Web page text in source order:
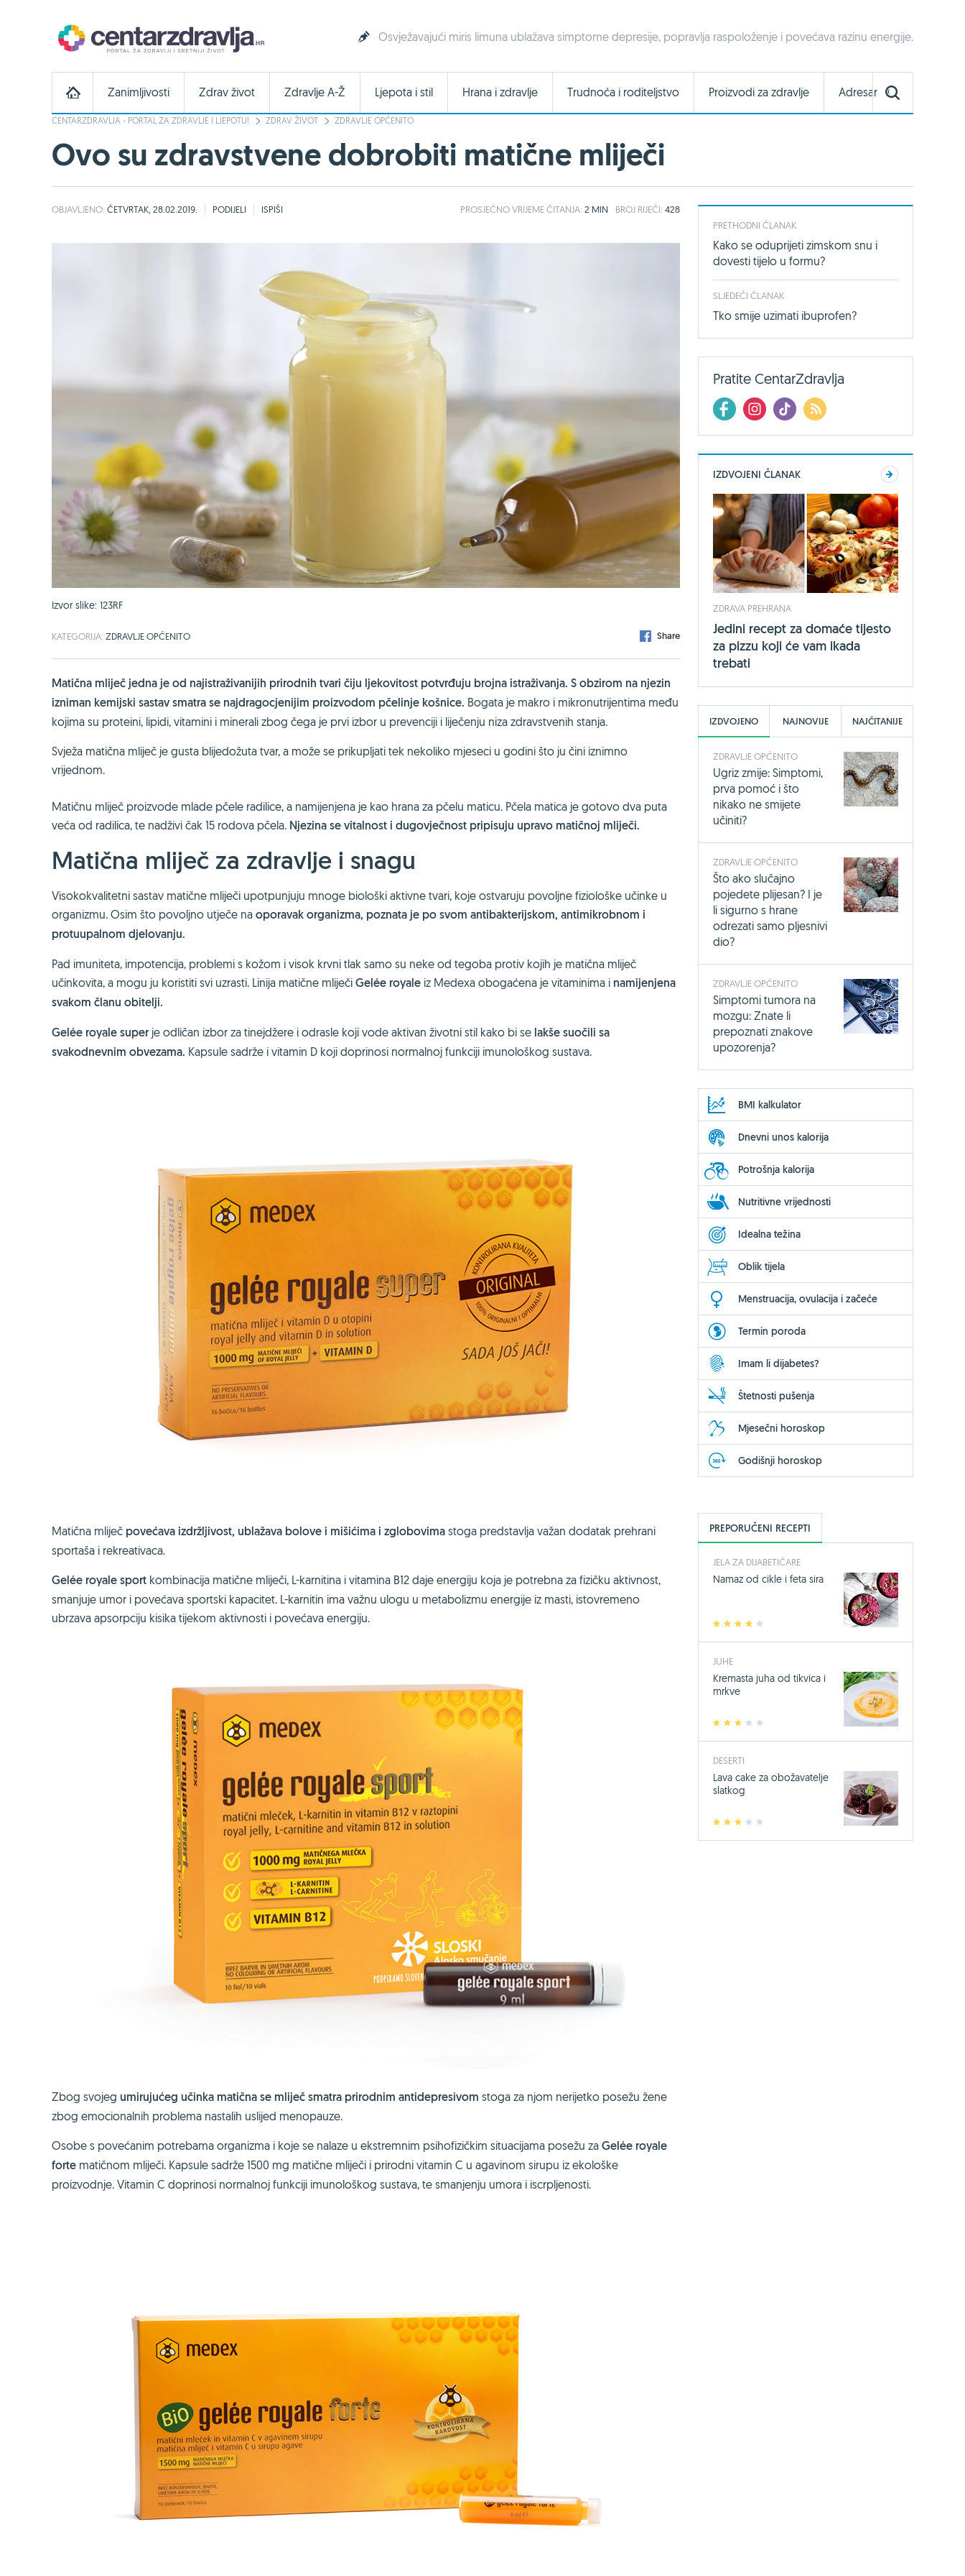
Osvježavajući miris limuna ublažava simptome depresije, popravlja raspoloženje i povećava razinu energije.
Zanimljivosti Zdrav život Zdravlje A-Ž Ljepota i stil Hrana i zdravlje Trudnoća i roditeljstvo Proizvodi za zdravlje Adresar
CENTARZDRAVLJA - PORTAL ZA ZDRAVLJE I LJEPOTU! ZDRAV ŽIVOT ZDRAVLJE OPĆENITO
Ovo su zdravstvene dobrobiti matične mliječi
OBJAVLJENO: ČETVRTAK, 28.02.2019. PODIJELI ISPIŠI PROSJEČNOVRIJEME ČITANJA: 2 MIN BROJ RIJEČI: 428
Izvor slike: 123RF
KATEGORIJA: ZDRAVLJE OPĆENITO Share
Matična mliječ jedna je od najistraživanijih prirodnih tvari čiju ljekovitost potvrđuju brojna istraživanja. S obzirom na njezin
izniman kemijski sastav smatra se najdragocjenijim proizvodom pčelinje košnice. Bogata je makro i mikronutrijentima među
kojima su proteini, lipidi, vitamini i minerali zbog čega je prvi izbor u prevenciji i liječenju niza zdravstvenih stanja.
Svježa matična mliječ je gusta blijedožuta tvar, a može se prikupljati tek nekoliko mjeseci u godini što ju čini iznimno
vrijednom.
Matičnu mliječ proizvode mlade pčele radilice, a namijenjena je kao hrana za pčelu maticu. Pčela matica je gotovo dva puta
veća od radilica, te nadživi čak 15 rodova pčela. Njezina se vitalnost i dugovječnost pripisuju upravo matičnoj mliječi.
Matična mliječ za zdravlje i snagu
Visokokvalitetni sastav matične mliječi upotpunjuju mnoge biološki aktivne tvari, koje ostvaruju povoljne fiziološke učinke u
organizmu. Osim što povoljno utječe na oporavak organizma, poznata je po svom antibakterijskom, antimikrobnom i
protuupalnom djelovanju.
Pad imuniteta, impotencija, problemi s kožom i visok krvni tlak samo su neke od tegoba protiv kojih je matična mliječ
učinkovita, a mogu ju koristiti svi uzrasti. Linija matične mliječi Gelée royale iz Medexa obogaćena je vitaminima i namijenjena
svakom članu obitelji.
Gelée royale super je odličan izbor za tinejdžere i odrasle koji vode aktivan životni stil kako bi se lakše suočili sa
svakodnevnim obvezama. Kapsule sadrže i vitamin D koji doprinosi normalnoj funkciji imunološkog sustava.
Matična mliječ povećava izdržljivost, ublažava bolove i mišićima i zglobovima stoga predstavlja važan dodatak prehrani
sportaša i rekreativaca.
Gelée royale sport kombinacija matične mliječi, L-karnitina i vitamina B12 daje energiju koja je potrebna za fizičku aktivnost,
smanjuje umor i povećava sportski kapacitet. L-karnitin ima važnu ulogu u metabolizmu energije iz masti, istovremeno
ubrzava apsorpciju kisika tijekom aktivnosti i povećava energiju.
Zbog svojeg umirujućeg učinka matična se mliječ smatra prirodnim antidepresivom stoga za njom nerijetko posežu žene
zbog emocionalnih problema nastalih uslijed menopauze.
Osobe s povećanim potrebama organizma i koje se nalaze u ekstremnim psihofizičkim situacijama posežu za Gelée royale
forte matičnom mliječi. Kapsule sadrže 1500 mg matične mliječi i prirodni vitamin C u agavinom sirupu iz ekološke
proizvodnje. Vitamin C doprinosi normalnoj funkciji imunološkog sustava, te smanjenju umora i iscrpljenosti.
PRETHODNI ČLANAK
Kako se oduprijeti zimskom snu i
dovesti tijelo u formu?
SLJEDEĆI ČLANAK
Tko smije uzimati ibuprofen?
Pratite CentarZdravlja
IZDVOJENI ČLANAK
ZDRAVA PREHRANA
Jedini recept za domaće tijesto
za pizzu koji će vam ikada
trebati
IZDVOJENO NAJNOVIJE NAJČITANIJE
ZDRAVLJE OPĆENITO
Ugriz zmije: Simptomi,
prva pomoć i što
nikako ne smijete
učiniti?
ZDRAVLJE OPĆENITO
Što ako slučajno
pojedete plijesan? I je
li sigurno s hrane
odrezati samo pljesnivi
dio?
ZDRAVLJE OPĆENITO
Simptomi tumora na
mozgu: Znate li
prepoznati znakove
upozorenja?
BMI kalkulator
Dnevni unos kalorija
Potrošnja kalorija
Nutritivne vrijednosti
Idealna težina
Oblik tijela
Menstruacija, ovulacija i začeće
Termin poroda
Imam li dijabetes?
Štetnosti pušenja
Mjesečni horoskop
Godišnji horoskop
PREPORUČENI RECEPTI
JELA ZA DIJABETIČARE
2 3 4
Namaz od cikle i feta sira
JUHE
2 3 4
Kremasta juha od tikvica i
mrkve
DESERTI
2 3 4
Lava cake za obožavatelje
slatkog